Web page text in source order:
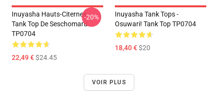
Inuyasha Hauts-Citernes -
Tank Top De Seschomaru
TP0704
22,49 €$24.45
-20%
Inuyasha Tank Tops -
Osuwari! Tank Top TP0704
18,40 €$20
VOIR PLUS